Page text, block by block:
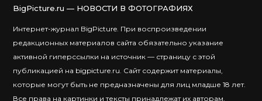
BigPicture.ru — НОВОСТИ В ФОТОГРАФИЯХ
Интернет-журнал BigPicture. При воспроизведении
редакционных материалов сайта обязательно указание
активной гиперссылки на источник — страницу с этой
публикацией на bigpicture.ru. Сайт содержит материалы,
которые могут быть не предназначены для лиц младше 18 лет.
Все права на картинки и тексты принадлежат их авторам.